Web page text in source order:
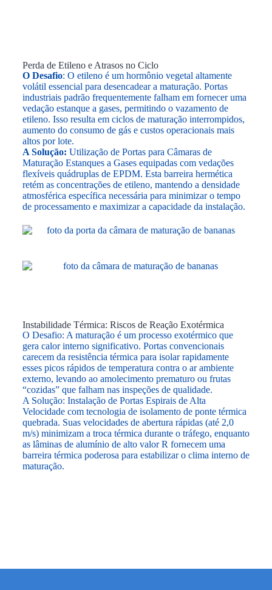
Perda de Etileno e Atrasos no Ciclo
O Desafio: O etileno é um hormônio vegetal altamente
volátil essencial para desencadear a maturação. Portas
industriais padrão frequentemente falham em fornecer uma
vedação estanque a gases, permitindo o vazamento de
etileno. Isso resulta em ciclos de maturação interrompidos,
aumento do consumo de gás e custos operacionais mais
altos por lote.
A Solução: Utilização de Portas para Câmaras de
Maturação Estanques a Gases equipadas com vedações
flexíveis quádruplas de EPDM. Esta barreira hermética
retém as concentrações de etileno, mantendo a densidade
atmosférica específica necessária para minimizar o tempo
de processamento e maximizar a capacidade da instalação.
Instabilidade Térmica: Riscos de Reação Exotérmica
O Desafio: A maturação é um processo exotérmico que
gera calor interno significativo. Portas convencionais
carecem da resistência térmica para isolar rapidamente
esses picos rápidos de temperatura contra o ar ambiente
externo, levando ao amolecimento prematuro ou frutas
“cozidas” que falham nas inspeções de qualidade.
A Solução: Instalação de Portas Espirais de Alta
Velocidade com tecnologia de isolamento de ponte térmica
quebrada. Suas velocidades de abertura rápidas (até 2,0
m/s) minimizam a troca térmica durante o tráfego, enquanto
as lâminas de alumínio de alto valor R fornecem uma
barreira térmica poderosa para estabilizar o clima interno de
maturação.